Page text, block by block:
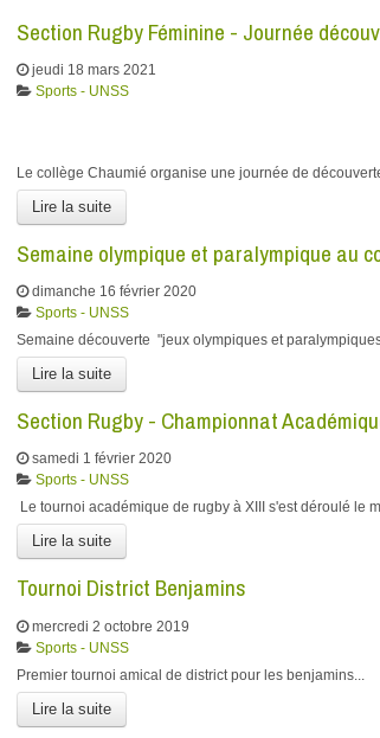
Section Rugby Féminine - Journée
jeudi 18 mars 2021
Sports - UNSS
Le collège Chaumié organise une journée de
Lire la suite
Semaine olympique et paralympique au
dimanche 16 février 2020
Sports - UNSS
​Semaine découverte "jeux olympiques et
Lire la suite
Section Rugby - Championnat
samedi 1 février 2020
Sports - UNSS
Le tournoi académique de rugby à XIII s'est déroulé le
Lire la suite
Tournoi District Benjamins
mercredi 2 octobre 2019
Sports - UNSS
Premier tournoi amical de district pour les benjamins...
Lire la suite